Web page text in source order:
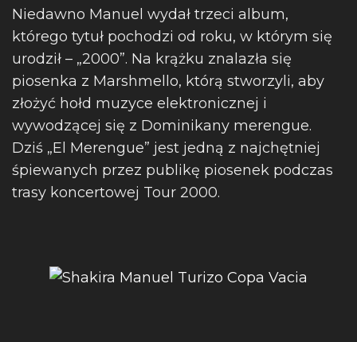
Niedawno Manuel wydał trzeci album,
którego tytuł pochodzi od roku, w którym się
urodził – „2000”. Na krążku znalazła się
piosenka z Marshmello, którą stworzyli, aby
złożyć hołd muzyce elektronicznej i
wywodzącej się z Dominikany merengue.
Dziś „El Merengue” jest jedną z najchętniej
śpiewanych przez publikę piosenek podczas
trasy koncertowej Tour 2000.